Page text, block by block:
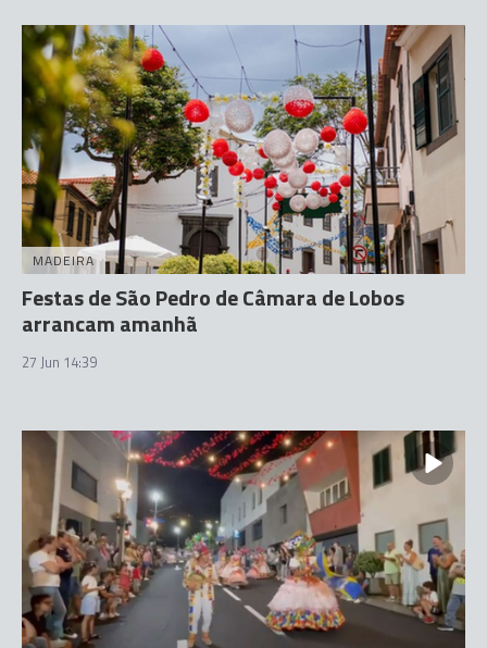
MADEIRA
Festas de São Pedro de Câmara de Lobos
arrancam amanhã
27 Jun 14:39